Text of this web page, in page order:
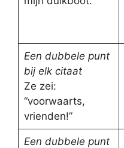
Een dubbele punt
bij elk citaat
Ze zei:
“voorwaarts,
vrienden!”
Een dubbele punt